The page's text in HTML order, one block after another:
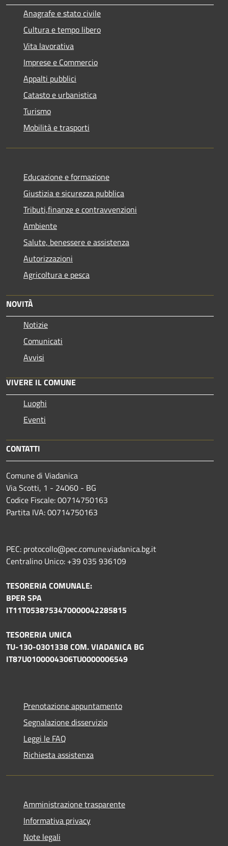
Anagrafe e stato civile
Cultura e tempo libero
Vita lavorativa
Imprese e Commercio
Appalti pubblici
Catasto e urbanistica
Turismo
Mobilità e trasporti
Educazione e formazione
Giustizia e sicurezza pubblica
Tributi,finanze e contravvenzioni
Ambiente
Salute, benessere e assistenza
Autorizzazioni
Agricoltura e pesca
NOVITÀ
Notizie
Comunicati
Avvisi
VIVERE IL COMUNE
Luoghi
Eventi
CONTATTI
Comune di Viadanica
Via Scotti, 1 - 24060 - BG
Codice Fiscale: 00714750163
Partita IVA: 00714750163
PEC: protocollo@pec.comune.viadanica.bg.it
Centralino Unico: +39 035 936109
TESORERIA COMUNALE:
BPER SPA
IT11T0538753470000042285815
TESORERIA UNICA
TU-130-0301338 COM. VIADANICA BG
IT87U0100004306TU0000006549
Prenotazione appuntamento
Segnalazione disservizio
Leggi le FAQ
Richiesta assistenza
Amministrazione trasparente
Informativa privacy
Note legali